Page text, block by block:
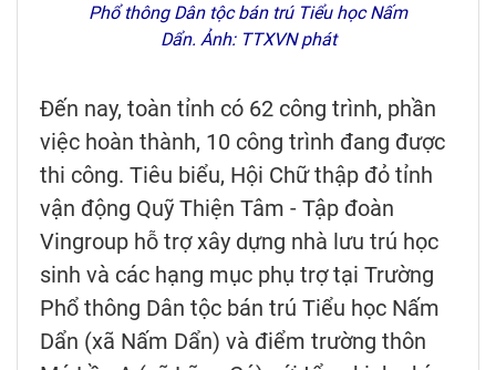
Phổ thông Dân tộc bán trú Tiểu học Nấm
Dẩn. Ảnh: TTXVN phát
Đến nay, toàn tỉnh có 62 công trình, phần
việc hoàn thành, 10 công trình đang được
thi công. Tiêu biểu, Hội Chữ thập đỏ tỉnh
vận động Quỹ Thiện Tâm - Tập đoàn
Vingroup hỗ trợ xây dựng nhà lưu trú học
sinh và các hạng mục phụ trợ tại Trường
Phổ thông Dân tộc bán trú Tiểu học Nấm
Dẩn (xã Nấm Dẩn) và điểm trường thôn